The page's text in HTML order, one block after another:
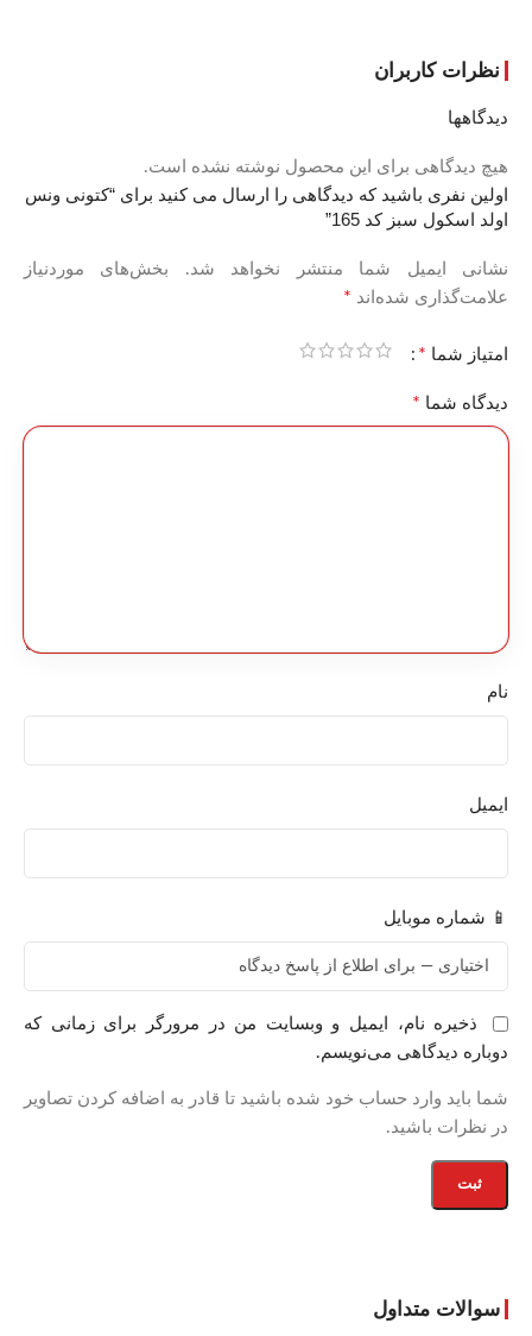
نظرات کاربران
دیدگاهها
هیچ دیدگاهی برای این محصول نوشته نشده است.
اولین نفری باشید که دیدگاهی را ارسال می کنید برای “کتونی ونس
اولد اسکول سبز کد 165”
نشانی ایمیل شما منتشر نخواهد شد.
بخش‌های موردنیاز
علامت‌گذاری شده‌اند *
امتیاز شما *
دیدگاه شما *
نام
ایمیل
📱 شماره موبایل
ذخیره نام، ایمیل و وبسایت من در مرورگر برای زمانی که
دوباره دیدگاهی می‌نویسم.
شما باید وارد حساب خود شده باشید تا قادر به اضافه کردن تصاویر
در نظرات باشید.
سوالات متداول